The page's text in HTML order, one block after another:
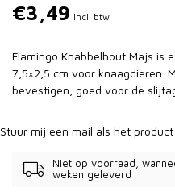
€3,49 Incl. btw
Flamingo Knabbelhout Majs is
7,5×2,5 cm voor knaagdieren.
bevestigen, goed voor de
Stuur mij een mail als het
Niet op voorraad,
weken geleverd